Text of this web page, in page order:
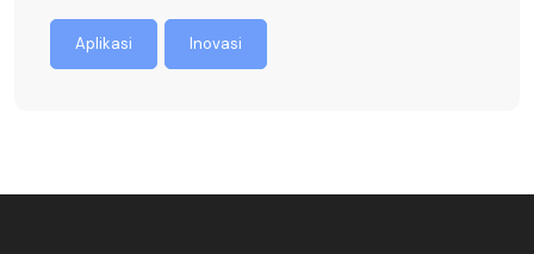
Aplikasi Inovasi